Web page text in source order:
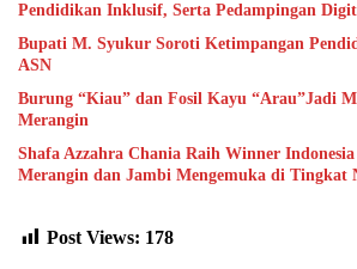
Pendidikan Inklusif, Serta Pedampingan
Bupati M. Syukur Soroti Ketimpangan
ASN
Burung “Kiau” dan Fosil Kayu “Arau”Jadi
Merangin
Shafa Azzahra Chania Raih Winner
Merangin dan Jambi Mengemuka di Tingkat
Post Views: 178